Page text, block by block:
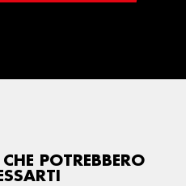
POTREBBERO